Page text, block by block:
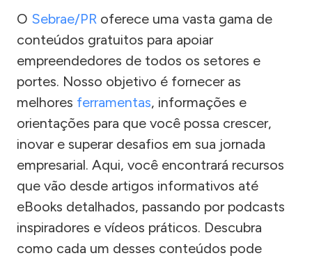
O Sebrae/PR oferece uma vasta gama de
conteúdos gratuitos para apoiar
empreendedores de todos os setores e
portes. Nosso objetivo é fornecer as
melhores ferramentas, informações e
orientações para que você possa crescer,
inovar e superar desafios em sua jornada
empresarial. Aqui, você encontrará recursos
que vão desde artigos informativos até
eBooks detalhados, passando por podcasts
inspiradores e vídeos práticos. Descubra
como cada um desses conteúdos pode